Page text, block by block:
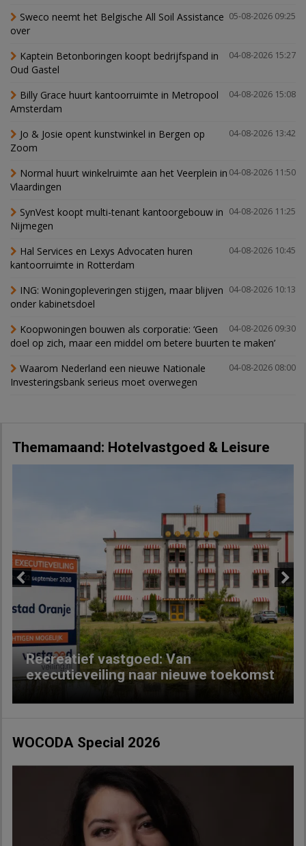
05-08-2026 09:25
Sweco neemt het Belgische All Soil Assistance
over
04-08-2026 15:27
Kaptein Betonboringen koopt bedrijfspand in
Oud Gastel
04-08-2026 15:08
Billy Grace huurt kantoorruimte in Metropool
Amsterdam
04-08-2026 13:42
Jo & Josie opent kunstwinkel in Bergen op
Zoom
04-08-2026 11:50
Normal huurt winkelruimte aan het Veerplein in
Vlaardingen
04-08-2026 11:25
SynVest koopt multi-tenant kantoorgebouw in
Nijmegen
04-08-2026 10:45
Hal Services en Lexys Advocaten huren
kantoorruimte in Rotterdam
04-08-2026 10:13
ING: Woningopleveringen stijgen, maar blijven
onder kabinetsdoel
04-08-2026 09:30
Koopwoningen bouwen als corporatie: ‘Geen
doel op zich, maar een middel om betere buurten te maken’
04-08-2026 08:00
Waarom Nederland een nieuwe Nationale
Investeringsbank serieus moet overwegen
Themamaand: Hotelvastgoed & Leisure
Recreatief vastgoed: Van
executieveiling naar nieuwe toekomst
Next
WOCODA Special 2026